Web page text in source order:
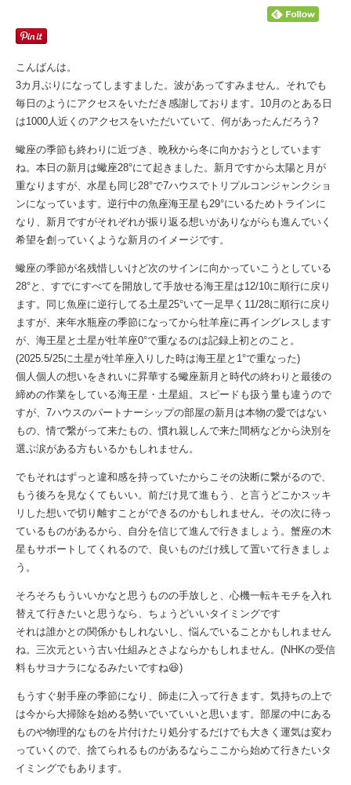
こんばんは。
3カ月ぶりになってしますました。波があってすみません。それでも
毎日のようにアクセスをいただき感謝しております。10月のとある日
は1000人近くのアクセスをいただいていて、何があったんだろう?
蠍座の季節も終わりに近づき、晩秋から冬に向かおうとしています
ね。本日の新月は蠍座28°にて起きました。新月ですから太陽と月が
重なりますが、水星も同じ28°で7ハウスでトリプルコンジャンクショ
ンになっています。逆行中の魚座海王星も29°にいるためトラインに
なり、新月ですがそれぞれが振り返る想いがありながらも進んでいく
希望を創っていくような新月のイメージです。
蠍座の季節が名残惜しいけど次のサインに向かっていこうとしている
28°と、すでにすべてを開放して手放せる海王星は12/10に順行に戻り
ます。同じ魚座に逆行してる土星25°いて一足早く11/28に順行に戻り
ますが、来年水瓶座の季節になってから牡羊座に再イングレスします
が、海王星と土星が牡羊座0°で重なるのは記録上初とのこと。
(2025.5/25に土星が牡羊座入りした時は海王星と1°で重なった)
個人個人の想いをきれいに昇華する蠍座新月と時代の終わりと最後の
締めの作業をしている海王星・土星組。スピードも扱う量も違うので
すが、7ハウスのパートナーシップの部屋の新月は本物の愛ではない
もの、情で繋がって来たもの、慣れ親しんで来た間柄などから決別を
選ぶ涙がある方もいるかもしれません。
でもそれはずっと違和感を持っていたからこその決断に繋がるので、
もう後ろを見なくてもいい。前だけ見て進もう、と言うどこかスッキ
リした想いで切り離すことができるのかもしれません。その次に待っ
ているものがあるから、自分を信じて進んで行きましょう。蟹座の木
星もサポートしてくれるので、良いものだけ残して置いて行きましょ
う。
そろそろもういいかなと思うものの手放しと、心機一転キモチを入れ
替えて行きたいと思うなら、ちょうどいいタイミングです
それは誰かとの関係かもしれないし、悩んでいることかもしれません
ね。三次元という古い仕組みとさよならかもしれません。(NHKの受信
料もサヨナラになるみたいですね😆)
もうすぐ射手座の季節になり、師走に入って行きます。気持ちの上で
は今から大掃除を始める勢いでいていいと思います。部屋の中にある
ものや物理的なものを片付けたり処分するだけでも大きく運気は変わ
っていくので、捨てられるものがあるならここから始めて行きたいタ
イミングでもあります。